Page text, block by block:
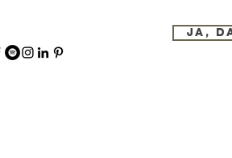
Ja,